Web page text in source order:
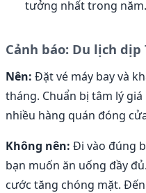
tưởng nhất trong năm.
Cảnh báo: Du lịch
Nên: Đặt vé máy bay và
tháng. Chuẩn bị tâm lý
nhiều hàng quán đóng
Không nên: Đi vào đúng
bạn muốn ăn uống đầy
cước tăng chóng mặt.